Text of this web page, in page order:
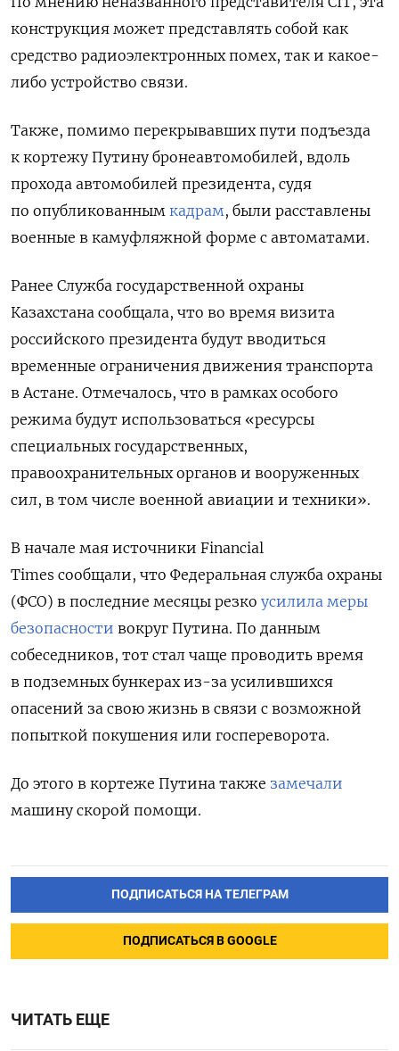
конструкция может представлять собой как
средство радиоэлектронных помех, так и какое-
либо устройство связи.
Также, помимо перекрывавших пути подъезда
к кортежу Путину бронеавтомобилей, вдоль
прохода автомобилей президента, судя
по опубликованным кадрам, были расставлены
военные в камуфляжной форме с автоматами.
Ранее Служба государственной охраны
Казахстана сообщала, что во время визита
российского президента будут вводиться
временные ограничения движения транспорта
в Астане. Отмечалось, что в рамках особого
режима будут использоваться «ресурсы
специальных государственных,
правоохранительных органов и вооруженных
сил, в том числе военной авиации и техники».
В начале мая источники Financial
Times сообщали, что Федеральная служба охраны
(ФСО) в последние месяцы резко усилила меры
безопасности вокруг Путина. По данным
собеседников, тот стал чаще проводить время
в подземных бункерах из-за усилившихся
опасений за свою жизнь в связи с возможной
попыткой покушения или госпереворота.
До этого в кортеже Путина также замечали
машину скорой помощи.
ПОДПИСАТЬСЯ НА ТЕЛЕГРАМ
ПОДПИСАТЬСЯ В GOOGLE
ЧИТАТЬ ЕЩЕ